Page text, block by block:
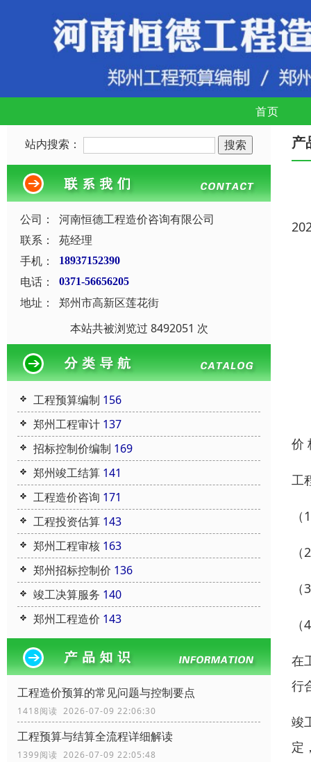
首页
站内搜索：
公司：
河南恒德工程造价咨询有限公司
联系：
苑经理
手机：
18937152390
电话： 0371-56656205
地址：
郑州市高新区莲花街
本站共被浏览过 8492051 次
工程预算编制 156
郑州工程审计 137
招标控制价编制 169
郑州竣工结算 141
工程造价咨询 171
工程投资估算 143
郑州工程审核 163
郑州招标控制价 136
竣工决算服务 140
郑州工程造价 143
工程造价预算的常见问题与控制要点
1418阅读 2026-07-09 22:06:30
工程预算与结算全流程详细解读
1399阅读 2026-07-09 22:05:48
产
价
工
在
行
竣
定